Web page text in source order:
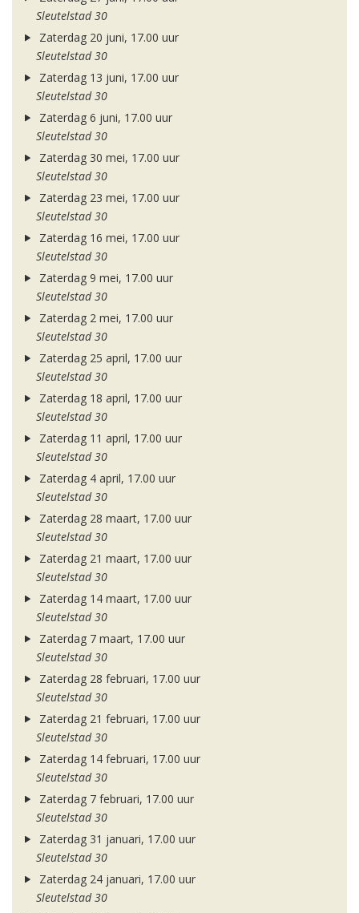
Sleutelstad 30
Zaterdag 20 juni, 17.00 uur
Sleutelstad 30
Zaterdag 13 juni, 17.00 uur
Sleutelstad 30
Zaterdag 6 juni, 17.00 uur
Sleutelstad 30
Zaterdag 30 mei, 17.00 uur
Sleutelstad 30
Zaterdag 23 mei, 17.00 uur
Sleutelstad 30
Zaterdag 16 mei, 17.00 uur
Sleutelstad 30
Zaterdag 9 mei, 17.00 uur
Sleutelstad 30
Zaterdag 2 mei, 17.00 uur
Sleutelstad 30
Zaterdag 25 april, 17.00 uur
Sleutelstad 30
Zaterdag 18 april, 17.00 uur
Sleutelstad 30
Zaterdag 11 april, 17.00 uur
Sleutelstad 30
Zaterdag 4 april, 17.00 uur
Sleutelstad 30
Zaterdag 28 maart, 17.00 uur
Sleutelstad 30
Zaterdag 21 maart, 17.00 uur
Sleutelstad 30
Zaterdag 14 maart, 17.00 uur
Sleutelstad 30
Zaterdag 7 maart, 17.00 uur
Sleutelstad 30
Zaterdag 28 februari, 17.00 uur
Sleutelstad 30
Zaterdag 21 februari, 17.00 uur
Sleutelstad 30
Zaterdag 14 februari, 17.00 uur
Sleutelstad 30
Zaterdag 7 februari, 17.00 uur
Sleutelstad 30
Zaterdag 31 januari, 17.00 uur
Sleutelstad 30
Zaterdag 24 januari, 17.00 uur
Sleutelstad 30